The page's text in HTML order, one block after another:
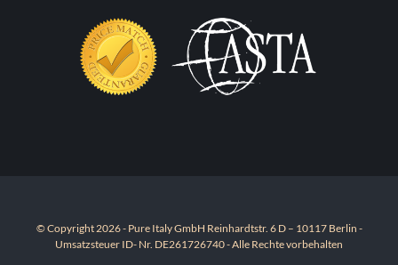
© Copyright 2026 - Pure Italy GmbH Reinhardtstr. 6 D – 10117 Berlin -
Umsatzsteuer ID- Nr. DE261726740 - Alle Rechte vorbehalten